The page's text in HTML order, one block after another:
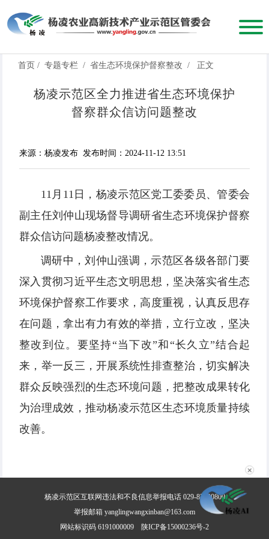
首页 / 专题专栏 / 省生态环境保护督察整改 / 正文
杨凌示范区全力推进省生态环境保护
督察群众信访问题整改
来源：杨凌发布 发布时间：2024-11-12 13:51
11月11日，杨凌示范区党工委委员、管委会
副主任刘仲山现场督导调研省生态环境保护督察
群众信访问题杨凌整改情况。
调研中，刘仲山强调，示范区各级各部门要
深入贯彻习近平生态文明思想，坚决落实省生态
环境保护督察工作要求，高度重视，认真反思存
在问题，拿出有力有效的举措，立行立改，坚决
整改到位。要坚持“当下改”和“长久立”结合起
来，举一反三，开展系统性排查整治，切实解决
群众反映强烈的生态环境问题，把整改成果转化
为治理成效，推动杨凌示范区生态环境质量持续
改善。
杨凌示范区互联网违法和不良信息举报电话 029-87030800
举报邮箱 yanglingwangxinban@163.com
网站标识码 6191000009
陕ICP备15000236号-2
✕